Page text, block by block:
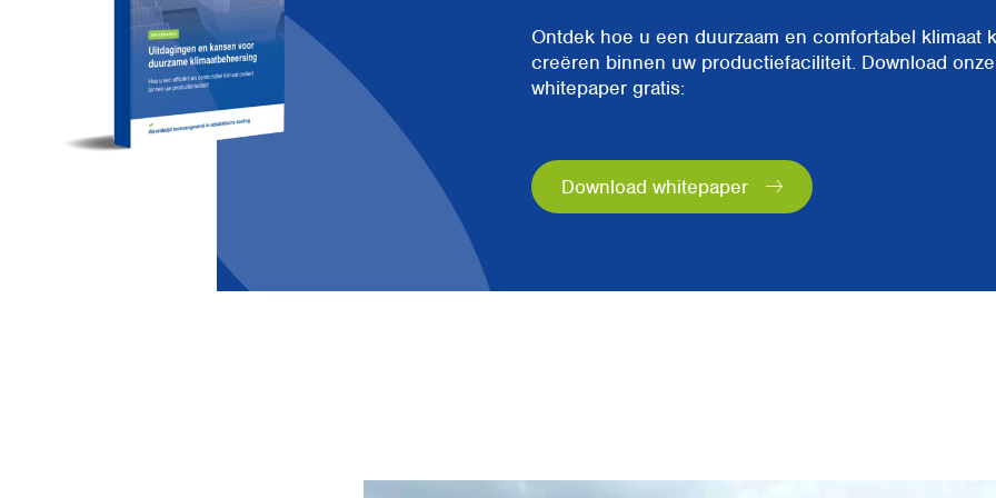
Ontdek hoe u een duurzaam en comfortabel klimaat
creëren binnen uw productiefaciliteit. Download onze
whitepaper gratis:
Download whitepaper